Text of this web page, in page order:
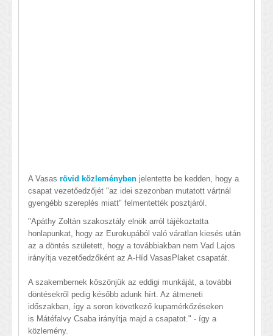
A Vasas rövid közleményben jelentette be kedden, hogy a
csapat vezetőedzőjét "az idei szezonban mutatott vártnál
gyengébb szereplés miatt" felmentették posztjáról.
"Apáthy Zoltán szakosztály elnök arról tájékoztatta
honlapunkat, hogy az Eurokupából való váratlan kiesés után
az a döntés született, hogy a továbbiakban nem Vad Lajos
irányítja vezetőedzőként az A-Híd VasasPlaket csapatát.
A szakembernek köszönjük az eddigi munkáját, a további
döntésekről pedig később adunk hírt. Az átmeneti
időszakban, így a soron következő kupamérkőzéseken
is Mátéfalvy Csaba irányítja majd a csapatot." - így a
közlemény.